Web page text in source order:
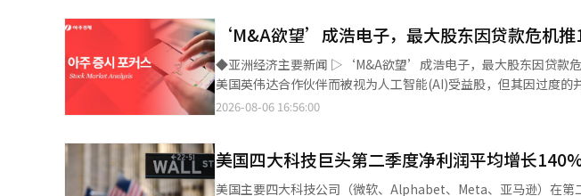
的对策。※ 本报道经人工智能（AI）系统翻译与编辑。
分组进行运作。※ 本报道经人工智能（AI）系统翻译与编辑。
SSD（增长282.7%）、半导体（增长196.9%）、无线通信设备
47.5%）、化工产品（增长18.6%）、钢铁产品（增长17.9%）、
口方面，644亿8000万美元的进口额因原材料（增长30.5%）、
面增长而增加了38.6%。原材料主要是煤炭（增长63.0%）、原
64.1%）、信息通信设备（增长44.0%）。 服务账户的赤字为12亿9000万美元，较上月略有扩大，但与去年同期的
数增加，而由于燃油附加费上涨，出境人数减少。 然而，知识产权使用费账户转为4亿4000万美元的赤字，因上月集
中支付的知识产权使用费结算完成，导致收入大幅减少。 本源收入账户的盈余从5月的21亿7000万美元扩大至32亿
‘M&A欲望’成浩电子，最大股东因贷款危机
◆亚洲经济主要新闻 ▷‘M&A欲望’成浩电子，最大股东因贷款
美国英伟达合作伙伴而被视为人工智能(AI)受益股，但其因过度
化，股价暴跌，最大股东不得不以持有股份作为担保，并计划发
是否是为了支持陷入资金危机的最大股东西龙电子，而非为公司
一步恶化。股价持续下跌，至7月底跌至11850韩元，触发了“如
2026-08-06 16:56:00
美国四大科技巨头第二季度净利润平均增长
美国主要四大科技公司（微软、Alphabet、Meta、亚马逊）在